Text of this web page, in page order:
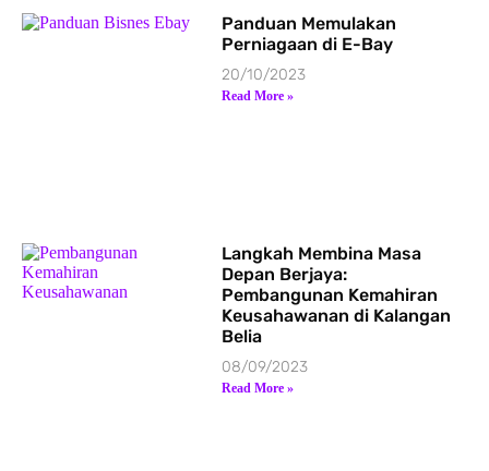
Panduan Memulakan
Perniagaan di E-Bay
20/10/2023
Read More »
Langkah Membina Masa
Depan Berjaya:
Pembangunan Kemahiran
Keusahawanan di Kalangan
Belia
08/09/2023
Read More »